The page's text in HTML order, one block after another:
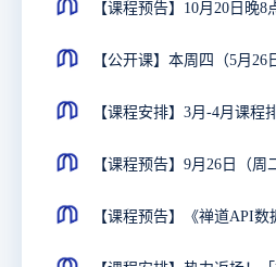
【公开课】本周四（5月26